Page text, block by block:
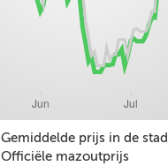
Gemiddelde prijs in de stad
Officiële mazoutprijs